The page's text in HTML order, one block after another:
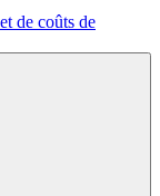
de coûts de